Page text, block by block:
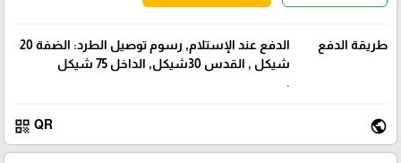
طريقة الدفع
الدفع عند الإستلام, رسوم توصيل الطرد: الضفة 20
شيكل , القدس 30شيكل, الداخل 75 شيكل
.
public
QR
qr_code